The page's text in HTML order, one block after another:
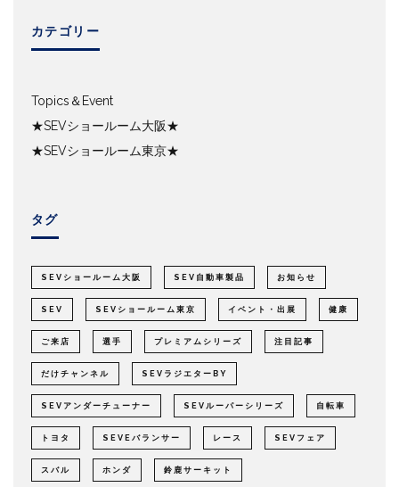
カテゴリー
Topics＆Event
★SEVショールーム大阪★
★SEVショールーム東京★
タグ
SEVショールーム大阪 SEV自動車製品 お知らせ
SEV SEVショールーム東京 イベント・出展 健康
ご来店 選手 プレミアムシリーズ 注目記事
だけチャンネル SEVラジエターBY
SEVアンダーチューナー SEVルーパーシリーズ 自転車
トヨタ SEVEバランサー レース SEVフェア
スバル ホンダ 鈴鹿サーキット